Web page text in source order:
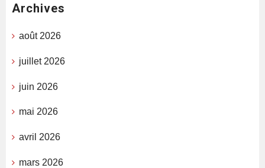
Archives
août 2026
juillet 2026
juin 2026
mai 2026
avril 2026
mars 2026